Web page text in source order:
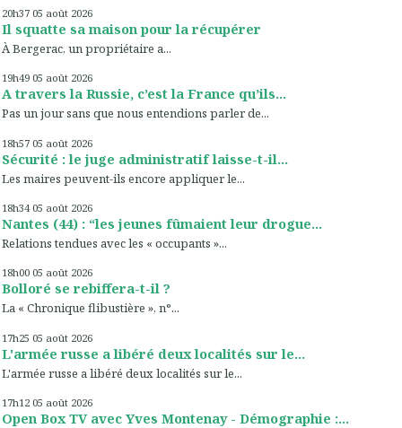
20h37 05 août 2026
Il squatte sa maison pour la récupérer
À Bergerac, un propriétaire a...
19h49 05 août 2026
A travers la Russie, c’est la France qu’ils...
Pas un jour sans que nous entendions parler de...
18h57 05 août 2026
Sécurité : le juge administratif laisse-t-il...
Les maires peuvent-ils encore appliquer le...
18h34 05 août 2026
Nantes (44) : “les jeunes fûmaient leur drogue...
Relations tendues avec les « occupants »...
18h00 05 août 2026
Bolloré se rebiffera-t-il ?
La « Chronique flibustière », n°...
17h25 05 août 2026
L'armée russe a libéré deux localités sur le...
L'armée russe a libéré deux localités sur le...
17h12 05 août 2026
Open Box TV avec Yves Montenay - Démographie :...